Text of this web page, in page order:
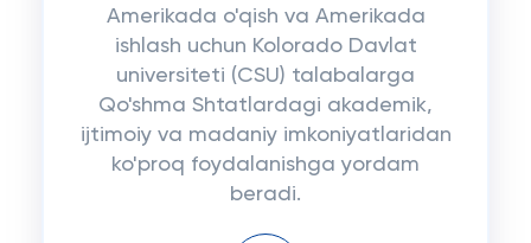
Amerikada o'qish va Amerikada
ishlash uchun Kolorado Davlat
universiteti (CSU) talabalarga
Qo'shma Shtatlardagi akademik,
ijtimoiy va madaniy imkoniyatlaridan
ko'proq foydalanishga yordam
beradi.